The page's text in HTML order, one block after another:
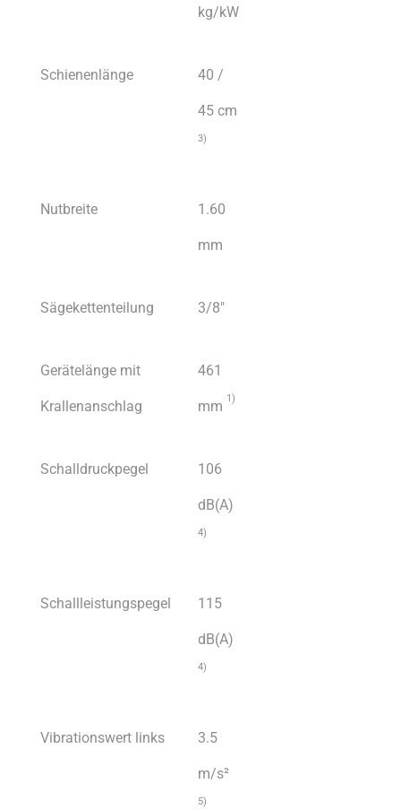
kg/kW
Schienenlänge 40 /
45 cm
3)
Nutbreite 1.60
mm
Sägekettenteilung 3/8″
Gerätelänge mit
Krallenanschlag
461
mm 1)
Schalldruckpegel 106
dB(A)
4)
Schallleistungspegel 115
dB(A)
4)
Vibrationswert links 3.5
m/s²
5)